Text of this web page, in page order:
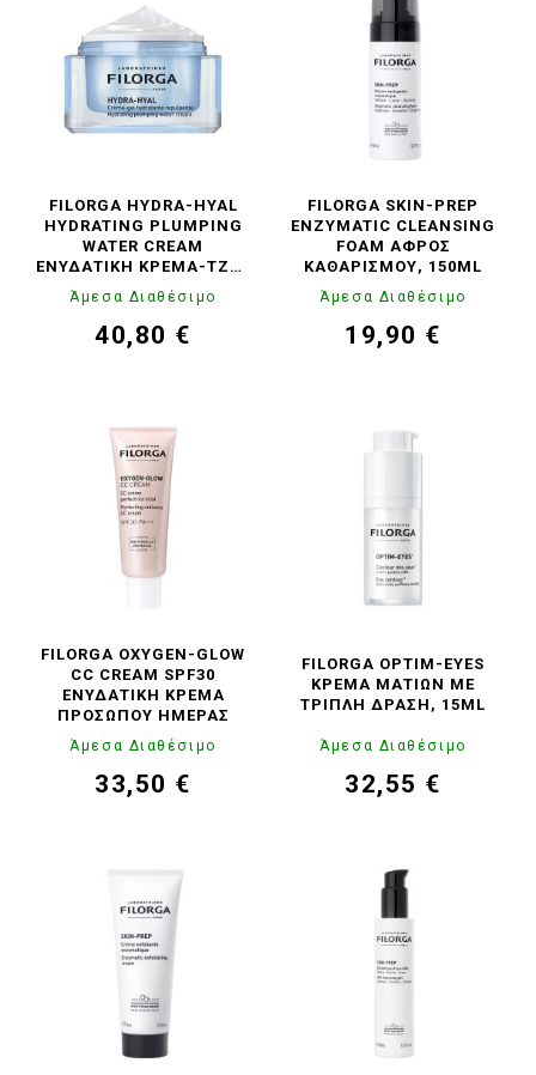
FILORGA HYDRA-HYAL
HYDRATING PLUMPING
WATER CREAM
ΕΝΥΔΑΤΙΚΉ ΚΡΈΜΑ-ΤΖΕΛ
ΠΡΟΣΏΠΟΥ, 50ML
Άμεσα Διαθέσιμο
Τιμή
40,80 €
FILORGA SKIN-PREP
ENZYMATIC CLEANSING
FOAM ΑΦΡΌΣ
ΚΑΘΑΡΙΣΜΟΎ, 150ML
Άμεσα Διαθέσιμο
Τιμή
19,90 €
FILORGA OXYGEN-GLOW
CC CREAM SPF30
ΕΝΥΔΑΤΙΚΉ ΚΡΈΜΑ
ΠΡΟΣΏΠΟΥ ΗΜΈΡΑΣ
Άμεσα Διαθέσιμο
Τιμή
33,50 €
FILORGA OPTIM-EYES
ΚΡΈΜΑ ΜΑΤΙΏΝ ΜΕ
ΤΡΙΠΛΉ ΔΡΆΣΗ, 15ML
Άμεσα Διαθέσιμο
Τιμή
32,55 €